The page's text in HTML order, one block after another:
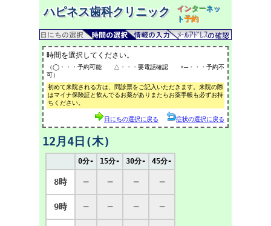
ハピネス歯科クリニック インターネッ
ト予約
時間を選択してください。
（◯・・・予約可能 △・・・要電話確認 ×─・・・予約不
可）
初めて来院される方は、問診票をご記入いただきます。来院の際
はマイナ保険証と飲んでるお薬がありまたらお薬手帳も必ずお持
ちください。
日にちの選択に戻る 症状の選択に戻る
12月4日(木)
0分- 15分- 30分- 45分-
8時 ─ ─ ─ ─
9時 ─ ─ ─ ─